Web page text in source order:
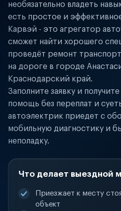
необязательно владеть
есть простое и
Карвэй - это агрегатор
сможет найти хорошего
проведёт ремонт
на дороге в городе
Краснодарский край.
Заполните заявку и
помощь без переплат и
автоэлектрик приедет с
мобильную диагностику и
неполадку.
Что делает выездной
Приезжает к месту
объект